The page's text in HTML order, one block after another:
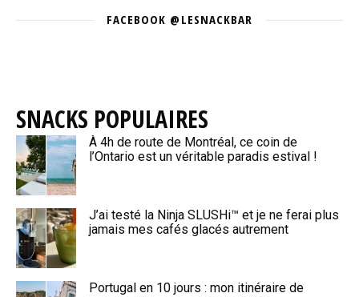
FACEBOOK @LESNACKBAR
SNACKS POPULAIRES
À 4h de route de Montréal, ce coin de
l’Ontario est un véritable paradis estival !
J’ai testé la Ninja SLUSHi™ et je ne ferai plus
jamais mes cafés glacés autrement
Portugal en 10 jours : mon itinéraire de